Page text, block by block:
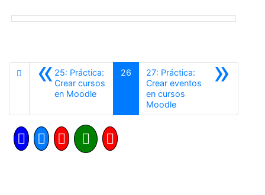
«25: Práctica:
Crear cursos
en MoodleAnterior
26 »
27: Práctica:
Crear eventos
en cursos
MoodleSiguiente